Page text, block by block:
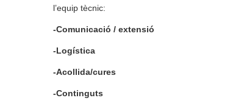
l’equip tècnic:
-Comunicació / extensió
-Logística
-Acollida/cures
-Continguts